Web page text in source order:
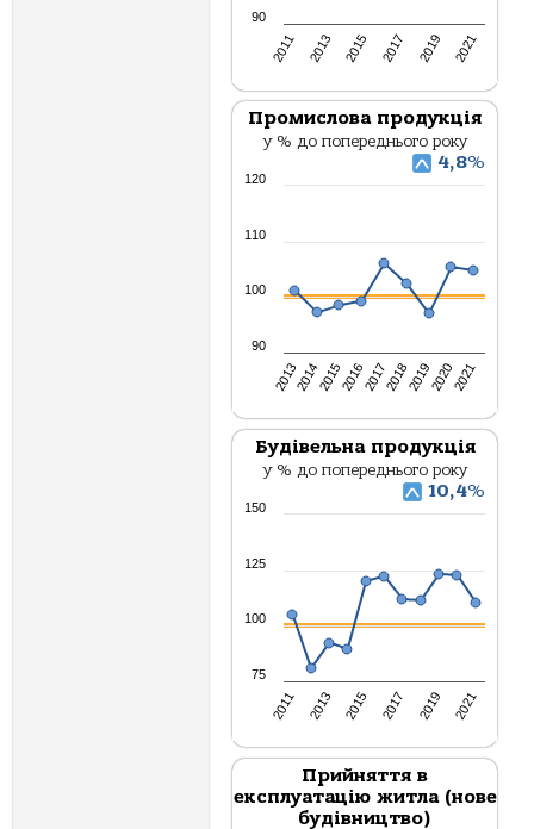
2011 2013 2015 2017 2019 2021
90
Промислова продукція
у % до попереднього року
4,8%
201320142015201620172018201920202021
90
100
110
120
Будівельна продукція
у % до попереднього року
10,4%
2011 2013 2015 2017 2019 2021
75
100
125
150
Прийняття в
експлуатацію житла (нове
будівництво)